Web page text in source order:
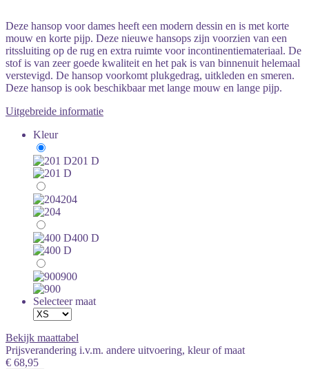
Deze hansop voor dames heeft een modern dessin en is met korte
mouw en korte pijp. Deze nieuwe hansops zijn voorzien van een
ritssluiting op de rug en extra ruimte voor incontinentiemateriaal. De
stof is van zeer goede kwaliteit en het pak is van binnenuit helemaal
verstevigd. De hansop voorkomt plukgedrag, uitkleden en smeren.
Deze hansop is ook beschikbaar met lange mouw en lange pijp.
Uitgebreide informatie
Kleur
201 D
204
400 D
900
Selecteer maat
Bekijk maattabel
Prijsverandering i.v.m. andere uitvoering, kleur of maat
€ 68,95